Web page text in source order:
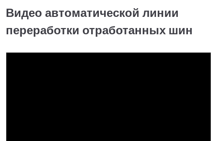
Видео автоматической линии
переработки отработанных шин